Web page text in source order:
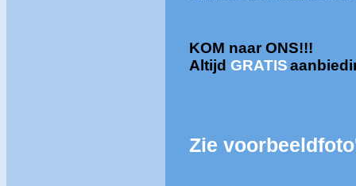
KOM naar ONS!!!
Altijd GRATIS
Zie